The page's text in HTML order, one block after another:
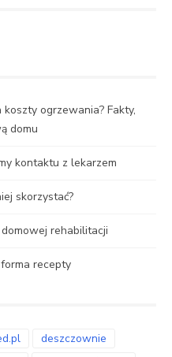
ogrzewania? Fakty,
domu
kontaktu z lekarzem
skorzystać?
rehabilitacji
recepty
deszczownie